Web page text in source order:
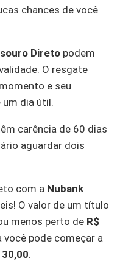
chances de você
Direto podem
O resgate
e seu
dia útil.
carência de 60 dias
aguardar dois
com a Nubank
O valor de um título
menos perto de R$
você pode começar a
30,00.